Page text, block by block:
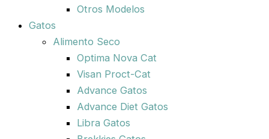
Otros Modelos
Gatos
Alimento Seco
Optima Nova Cat
Visan Proct-Cat
Advance Gatos
Advance Diet Gatos
Libra Gatos